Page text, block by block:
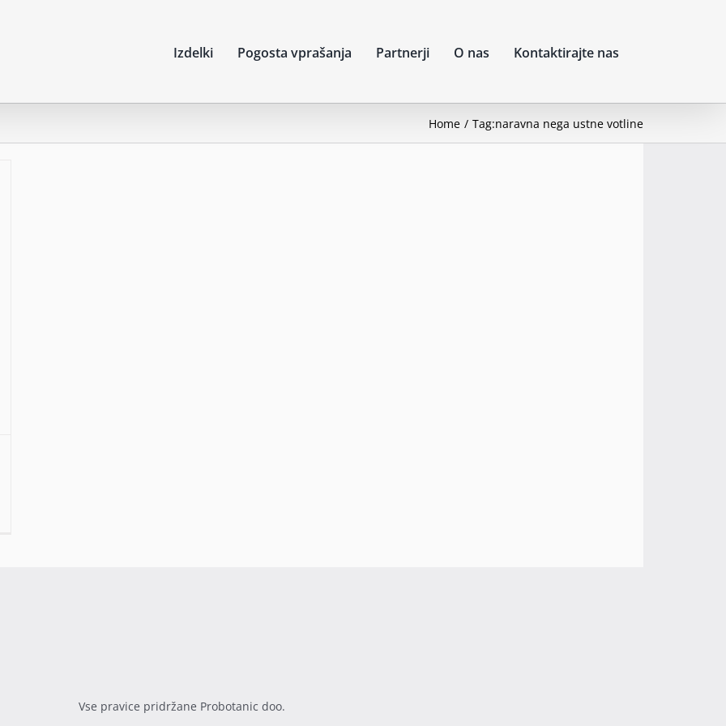
Izdelki Pogosta vprašanja Partnerji O nas Kontaktirajte nas
Home Tag:naravna nega ustne votline
Vse pravice pridržane Probotanic doo.